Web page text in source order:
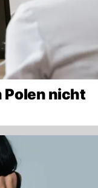
Polen nicht